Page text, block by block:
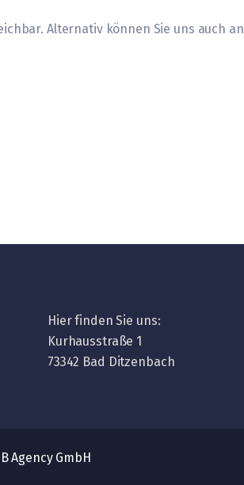
Alternativ können Sie uns auch an
Hier finden Sie uns:
Kurhausstraße 1
73342 Bad Ditzenbach
Agency GmbH